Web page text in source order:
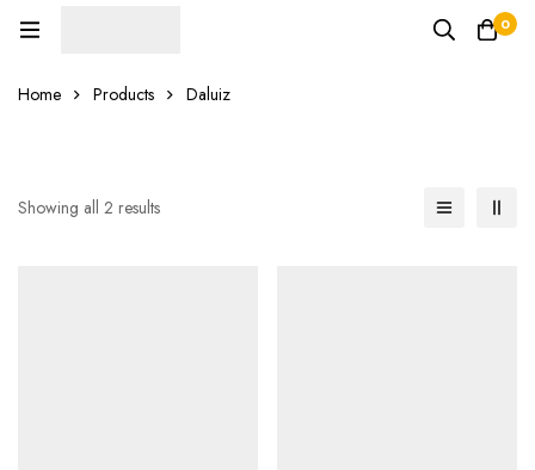
0
Home Products Daluiz
Showing all 2 results